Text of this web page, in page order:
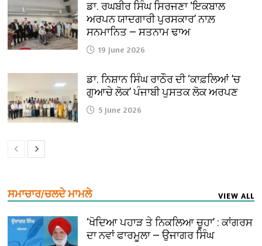
ਡਾ. ਰਘਬੀਰ ਸਿੰਘ ਸਿਰਜਣਾ ‘ਇਕਬਾਲ
ਅਰਪਨ ਯਾਦਗਾਰੀ ਪੁਰਸਕਾਰ’ ਨਾਲ਼
ਸਨਮਾਨਿਤ — ਸਤਨਾਮ ਢਾਅ
19 June 2026
ਡਾ. ਨਿਸ਼ਾਨ ਸਿੰਘ ਰਾਠੌਰ ਦੀ ‘ਕਾਫ਼ਲਿਆਂ ’ਚ
ਗੁਆਚੇ ਲੋਕ’ ਪੰਜਾਬੀ ਪੁਸਤਕ ਲੋਕ ਅਰਪਣ
5 June 2026
ਸਮਾਚਾਰ/ਚਲਦੇ ਮਾਮਲੇ VIEW ALL
‘ਖੋਦਿਆ ਪਹਾੜ ਤੇ ਨਿਕਲਿਆ ਚੂਹਾ’ : ਕਾਂਗਰਸ
ਦਾ ਨਵਾਂ ਫਾਰਮੂਲਾ — ਉਜਾਗਰ ਸਿੰਘ